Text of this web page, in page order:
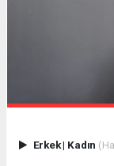
Erkek| Kadın